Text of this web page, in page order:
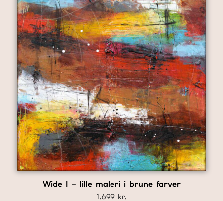
Wide I – lille maleri i brune farver
1.699 kr.